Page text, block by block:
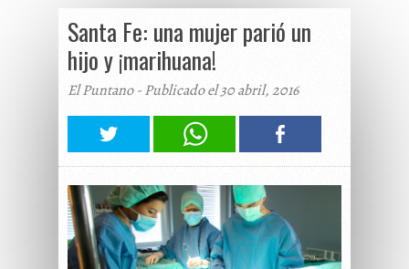
Santa Fe: una mujer parió un
hijo y ¡marihuana!
El Puntano - Publicado el 30 abril, 2016